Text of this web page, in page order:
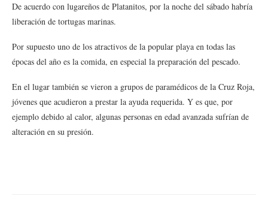
De acuerdo con lugareños de Platanitos, por la noche del sábado habría
liberación de tortugas marinas.
Por supuesto uno de los atractivos de la popular playa en todas las
épocas del año es la comida, en especial la preparación del pescado.
En el lugar también se vieron a grupos de paramédicos de la Cruz Roja,
jóvenes que acudieron a prestar la ayuda requerida. Y es que, por
ejemplo debido al calor, algunas personas en edad avanzada sufrían de
alteración en su presión.